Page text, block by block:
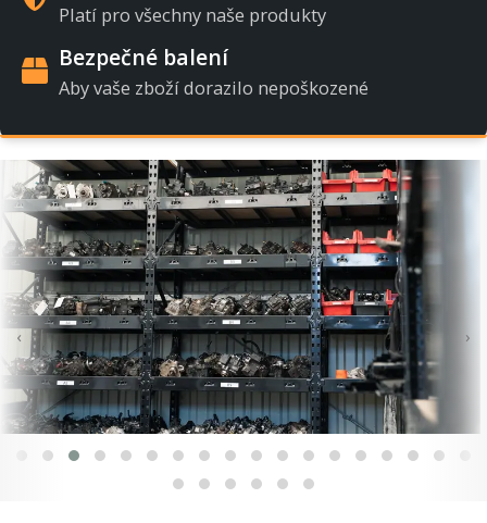
Platí pro všechny naše produkty
Bezpečné balení
Aby vaše zboží dorazilo nepoškozené
‹ ›